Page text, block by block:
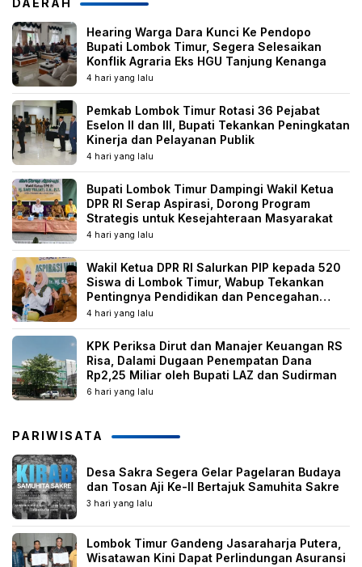
DAERAH
Hearing Warga Dara Kunci Ke Pendopo
Bupati Lombok Timur, Segera Selesaikan
Konflik Agraria Eks HGU Tanjung Kenanga
4 hari yang lalu
Pemkab Lombok Timur Rotasi 36 Pejabat
Eselon II dan III, Bupati Tekankan Peningkatan
Kinerja dan Pelayanan Publik
4 hari yang lalu
Bupati Lombok Timur Dampingi Wakil Ketua
DPR RI Serap Aspirasi, Dorong Program
Strategis untuk Kesejahteraan Masyarakat
4 hari yang lalu
Wakil Ketua DPR RI Salurkan PIP kepada 520
Siswa di Lombok Timur, Wabup Tekankan
Pentingnya Pendidikan dan Pencegahan
Perkawinan Anak
4 hari yang lalu
KPK Periksa Dirut dan Manajer Keuangan RS
Risa, Dalami Dugaan Penempatan Dana
Rp2,25 Miliar oleh Bupati LAZ dan Sudirman
6 hari yang lalu
PARIWISATA
Desa Sakra Segera Gelar Pagelaran Budaya
dan Tosan Aji Ke-II Bertajuk Samuhita Sakre
3 hari yang lalu
Lombok Timur Gandeng Jasaraharja Putera,
Wisatawan Kini Dapat Perlindungan Asuransi